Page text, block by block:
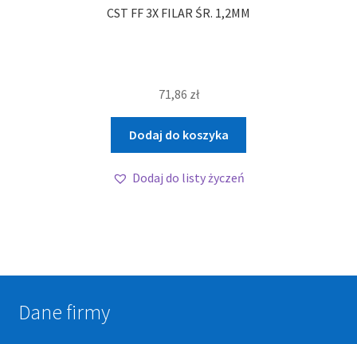
CST FF 3X FILAR ŚR. 1,2MM
71,86 zł
Dodaj do koszyka
Dodaj do listy życzeń
Dane firmy